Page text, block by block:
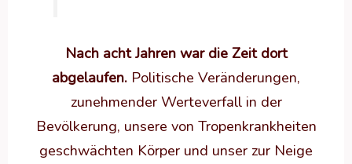
Nach acht Jahren war die Zeit dort
abgelaufen. Politische Veränderungen,
zunehmender Werteverfall in der
Bevölkerung, unsere von Tropenkrankheiten
geschwächten Körper und unser zur Neige